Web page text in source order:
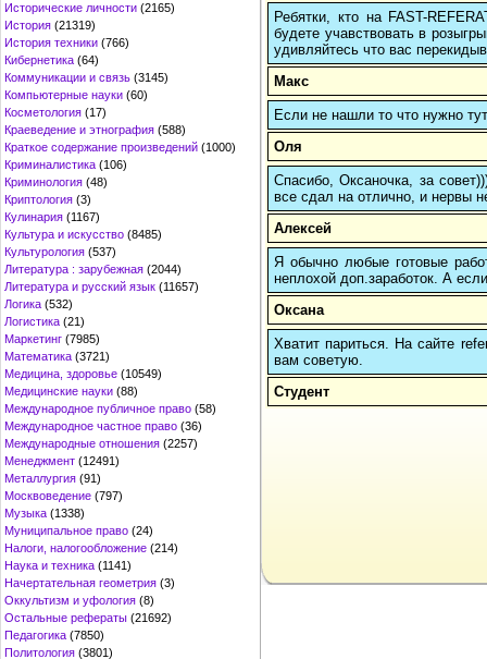
Исторические личности (2165)
История (21319)
История техники (766)
Кибернетика (64)
Коммуникации и связь (3145)
Компьютерные науки (60)
Косметология (17)
Краеведение и этнография (588)
Краткое содержание произведений (1000)
Криминалистика (106)
Криминология (48)
Криптология (3)
Кулинария (1167)
Культура и искусство (8485)
Культурология (537)
Литература : зарубежная (2044)
Литература и русский язык (11657)
Логика (532)
Логистика (21)
Маркетинг (7985)
Математика (3721)
Медицина, здоровье (10549)
Медицинские науки (88)
Международное публичное право (58)
Международное частное право (36)
Международные отношения (2257)
Менеджмент (12491)
Металлургия (91)
Москвоведение (797)
Музыка (1338)
Муниципальное право (24)
Налоги, налогообложение (214)
Наука и техника (1141)
Начертательная геометрия (3)
Оккультизм и уфология (8)
Остальные рефераты (21692)
Педагогика (7850)
Политология (3801)
Ребятки, кто на FAST-
будете учавствовать в
удивляйтесь что вас
Макс
Если не нашли то что нужно
Оля
Спасибо, Оксаночка, за
все сдал на отлично, и нервы
Алексей
Я обычно любые готовые
неплохой доп.заработок. А
Оксана
Хватит париться. На сайте
вам советую.
Студент